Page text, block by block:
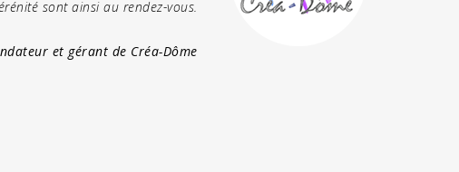
sont ainsi au rendez-vous.
et gérant de Créa-Dôme